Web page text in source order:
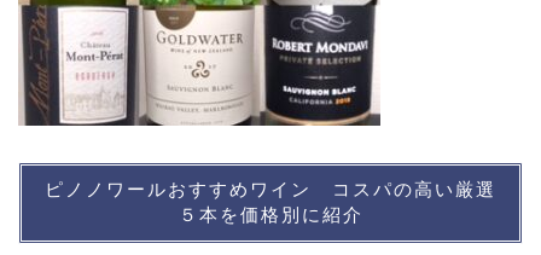
ピノノワールおすすめワイン コスパの高い厳選
５本を価格別に紹介